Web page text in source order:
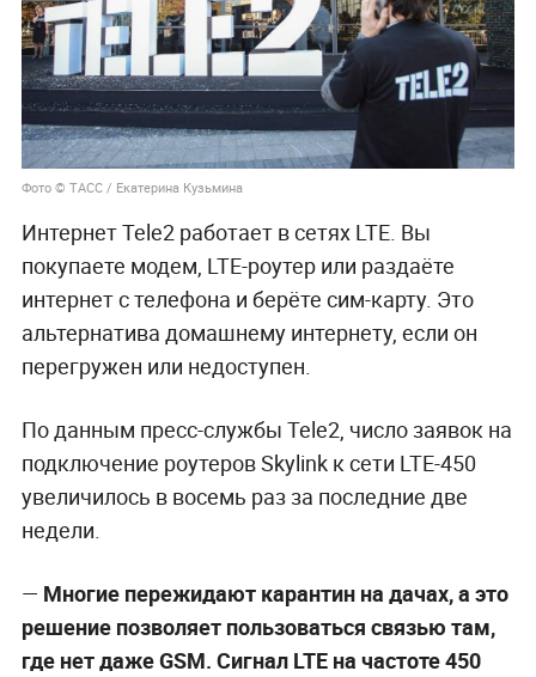
Фото © ТАСС / Екатерина Кузьмина
Интернет Tele2 работает в сетях LTE. Вы
покупаете модем, LTE-роутер или раздаёте
интернет с телефона и берёте сим-карту. Это
альтернатива домашнему интернету, если он
перегружен или недоступен.
По данным пресс-службы Tele2, число заявок на
подключение роутеров Skylink к сети LTE-450
увеличилось в восемь раз за последние две
недели.
— Многие пережидают карантин на дачах, а это
решение позволяет пользоваться связью там,
где нет даже GSM. Сигнал LTE на частоте 450